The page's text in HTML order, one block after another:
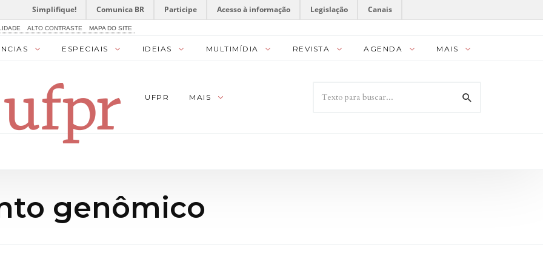
Simplifique! Comunica BR Participe Acesso à informação Legislação Canais
ALTO CONTRASTE MAPA DO SITE
ESPECIAIS IDEIAS MULTIMÍDIA REVISTA AGENDA MAIS
UFPR MAIS
genômico